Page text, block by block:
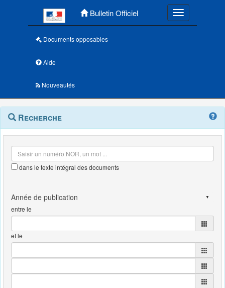
Bulletin Officiel Toggle
Documents opposables
Aide
Nouveautés
Navigation
outils
Menu
contextuel
Recherche
dans le texte intégral des documents
entre le
et le